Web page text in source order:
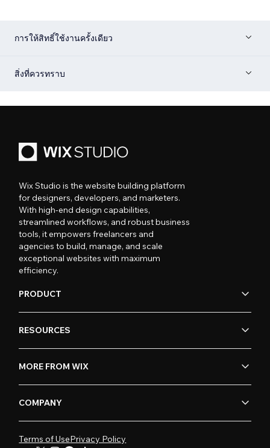
การให้สิทธิ์ใช้งานครั้งเดียว
สิ่งที่ควรทราบ
Wix Studio is the website building platform
for designers, developers, and marketers.
With high-end design capabilities,
streamlined workflows, and robust business
tools, it empowers freelancers and
agencies to build, manage, and scale
exceptional websites with maximum
efficiency.
PRODUCT
RESOURCES
MORE FROM WIX
COMPANY
Terms of UsePrivacy Policy